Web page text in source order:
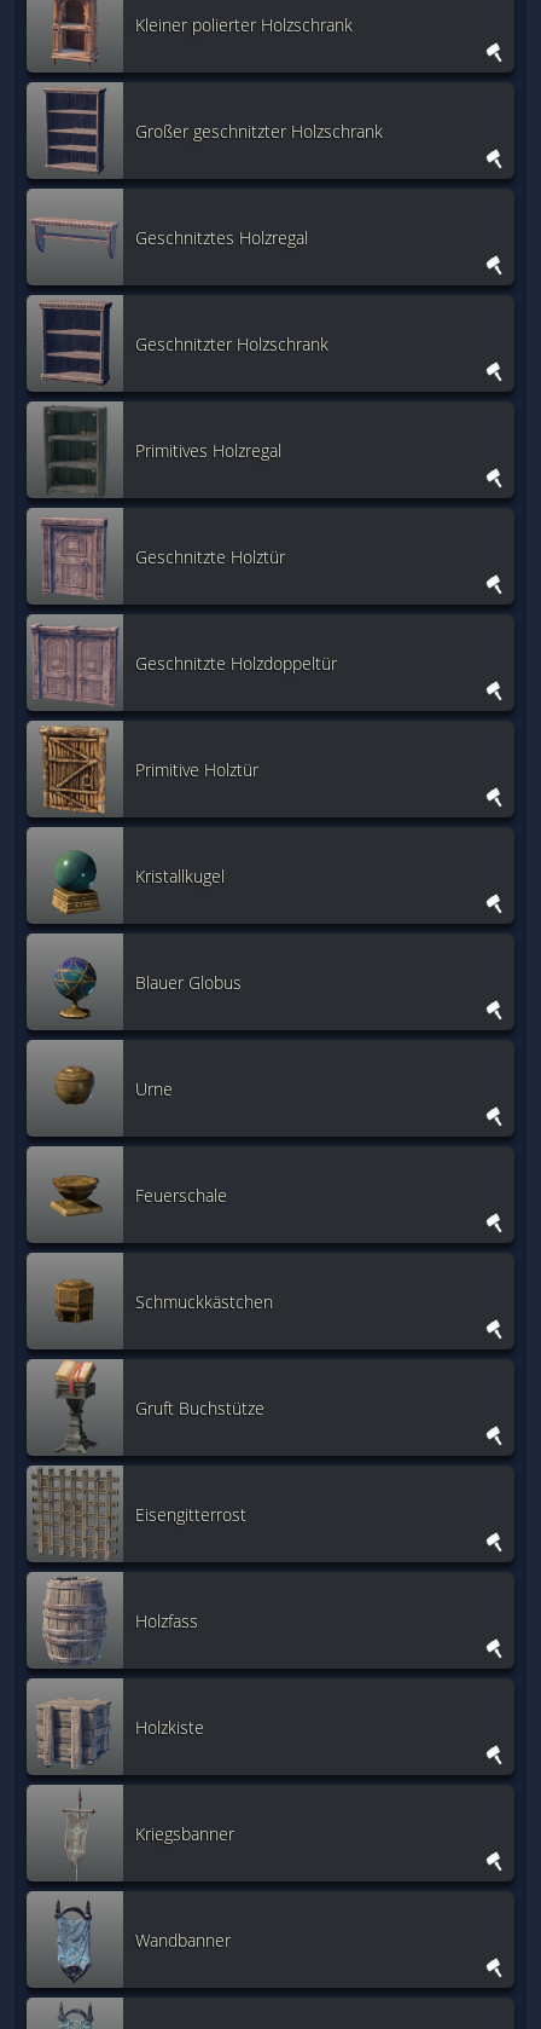
Kleiner polierter Holzschrank
Großer geschnitzter Holzschrank
Geschnitztes Holzregal
Geschnitzter Holzschrank
Primitives Holzregal
Geschnitzte Holztür
Geschnitzte Holzdoppeltür
Primitive Holztür
Kristallkugel
Blauer Globus
Urne
Feuerschale
Schmuckkästchen
Gruft Buchstütze
Eisengitterrost
Holzfass
Holzkiste
Kriegsbanner
Wandbanner